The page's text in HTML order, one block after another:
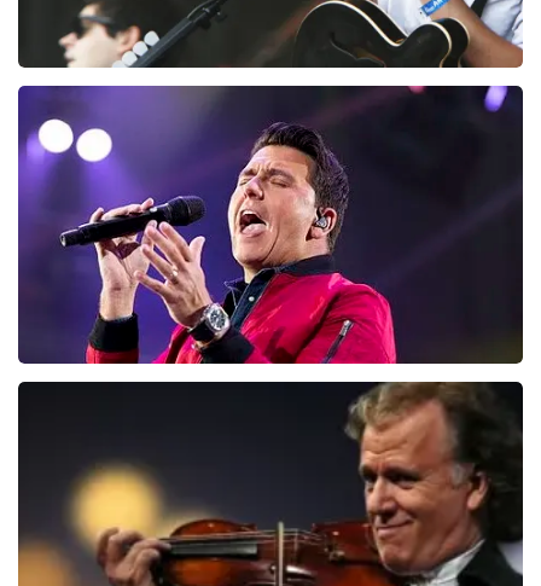
133laatste 30 minuten
BESTEL NU
BESTEL NU